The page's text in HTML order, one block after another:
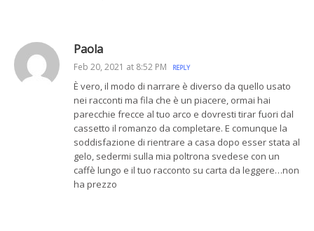
Paola
Feb 20, 2021 at 8:52 PM REPLY
È vero, il modo di narrare è diverso da quello usato
nei racconti ma fila che è un piacere, ormai hai
parecchie frecce al tuo arco e dovresti tirar fuori dal
cassetto il romanzo da completare. E comunque la
soddisfazione di rientrare a casa dopo esser stata al
gelo, sedermi sulla mia poltrona svedese con un
caffè lungo e il tuo racconto su carta da leggere…non
ha prezzo